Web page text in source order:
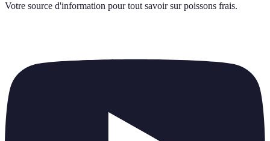
Votre source d'information pour tout savoir sur poissons frais.